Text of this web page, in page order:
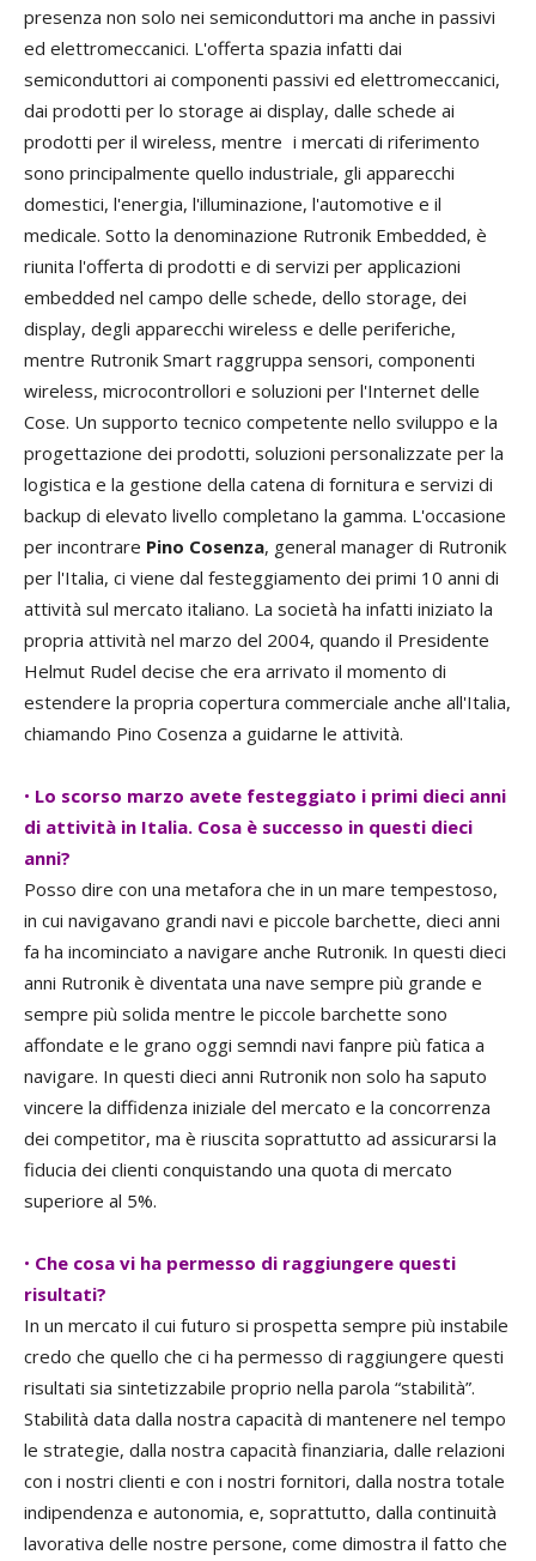
presenza non solo nei semiconduttori ma anche in passivi
ed elettromeccanici. L'offerta spazia infatti dai
semiconduttori ai componenti passivi ed elettromeccanici,
dai prodotti per lo storage ai display, dalle schede ai
prodotti per il wireless, mentre i mercati di riferimento
sono principalmente quello industriale, gli apparecchi
domestici, l'energia, l'illuminazione, l'automotive e il
medicale. Sotto la denominazione Rutronik Embedded, è
riunita l'offerta di prodotti e di servizi per applicazioni
embedded nel campo delle schede, dello storage, dei
display, degli apparecchi wireless e delle periferiche,
mentre Rutronik Smart raggruppa sensori, componenti
wireless, microcontrollori e soluzioni per l'Internet delle
Cose. Un supporto tecnico competente nello sviluppo e la
progettazione dei prodotti, soluzioni personalizzate per la
logistica e la gestione della catena di fornitura e servizi di
backup di elevato livello completano la gamma. L'occasione
per incontrare Pino Cosenza, general manager di Rutronik
per l'Italia, ci viene dal festeggiamento dei primi 10 anni di
attività sul mercato italiano. La società ha infatti iniziato la
propria attività nel marzo del 2004, quando il Presidente
Helmut Rudel decise che era arrivato il momento di
estendere la propria copertura commerciale anche all'Italia,
chiamando Pino Cosenza a guidarne le attività.
• Lo scorso marzo avete festeggiato i primi dieci anni
di attività in Italia. Cosa è successo in questi dieci
anni?
Posso dire con una metafora che in un mare tempestoso,
in cui navigavano grandi navi e piccole barchette, dieci anni
fa ha incominciato a navigare anche Rutronik. In questi dieci
anni Rutronik è diventata una nave sempre più grande e
sempre più solida mentre le piccole barchette sono
affondate e le grano oggi semndi navi fanpre più fatica a
navigare. In questi dieci anni Rutronik non solo ha saputo
vincere la diffidenza iniziale del mercato e la concorrenza
dei competitor, ma è riuscita soprattutto ad assicurarsi la
fiducia dei clienti conquistando una quota di mercato
superiore al 5%.
• Che cosa vi ha permesso di raggiungere questi
risultati?
In un mercato il cui futuro si prospetta sempre più instabile
credo che quello che ci ha permesso di raggiungere questi
risultati sia sintetizzabile proprio nella parola “stabilità”.
Stabilità data dalla nostra capacità di mantenere nel tempo
le strategie, dalla nostra capacità finanziaria, dalle relazioni
con i nostri clienti e con i nostri fornitori, dalla nostra totale
indipendenza e autonomia, e, soprattutto, dalla continuità
lavorativa delle nostre persone, come dimostra il fatto che